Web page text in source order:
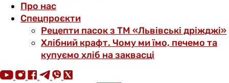
Про нас
Спецпроєкти
Рецепти пасок з ТМ «Львівські дріжджі»
Хлібний крафт. Чому ми їмо, печемо та
купуємо хліб на заквасці